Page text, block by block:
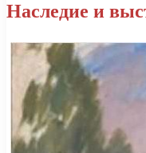
Наследие и